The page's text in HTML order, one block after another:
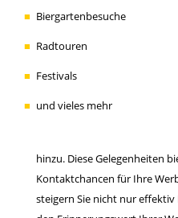
Biergartenbesuche
Radtouren
Festivals
und vieles mehr
hinzu. Diese Gelegenheiten
Kontaktchancen für Ihre
steigern Sie nicht nur